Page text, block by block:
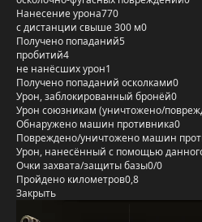
Нанесение урона770
с дистанции свыше 300 м0
Получено попаданий5
пробитий4
не нанёсших урон1
Получено попаданий осколками0
Урон, заблокированный бронёй0
Урон союзникам (уничтожено/
Обнаружено машин противника0
Повреждено/уничтожено машин
Урон, нанесённый с помощью
Очки захвата/защиты базы0/0
Пройдено километров0,8
Закрыть